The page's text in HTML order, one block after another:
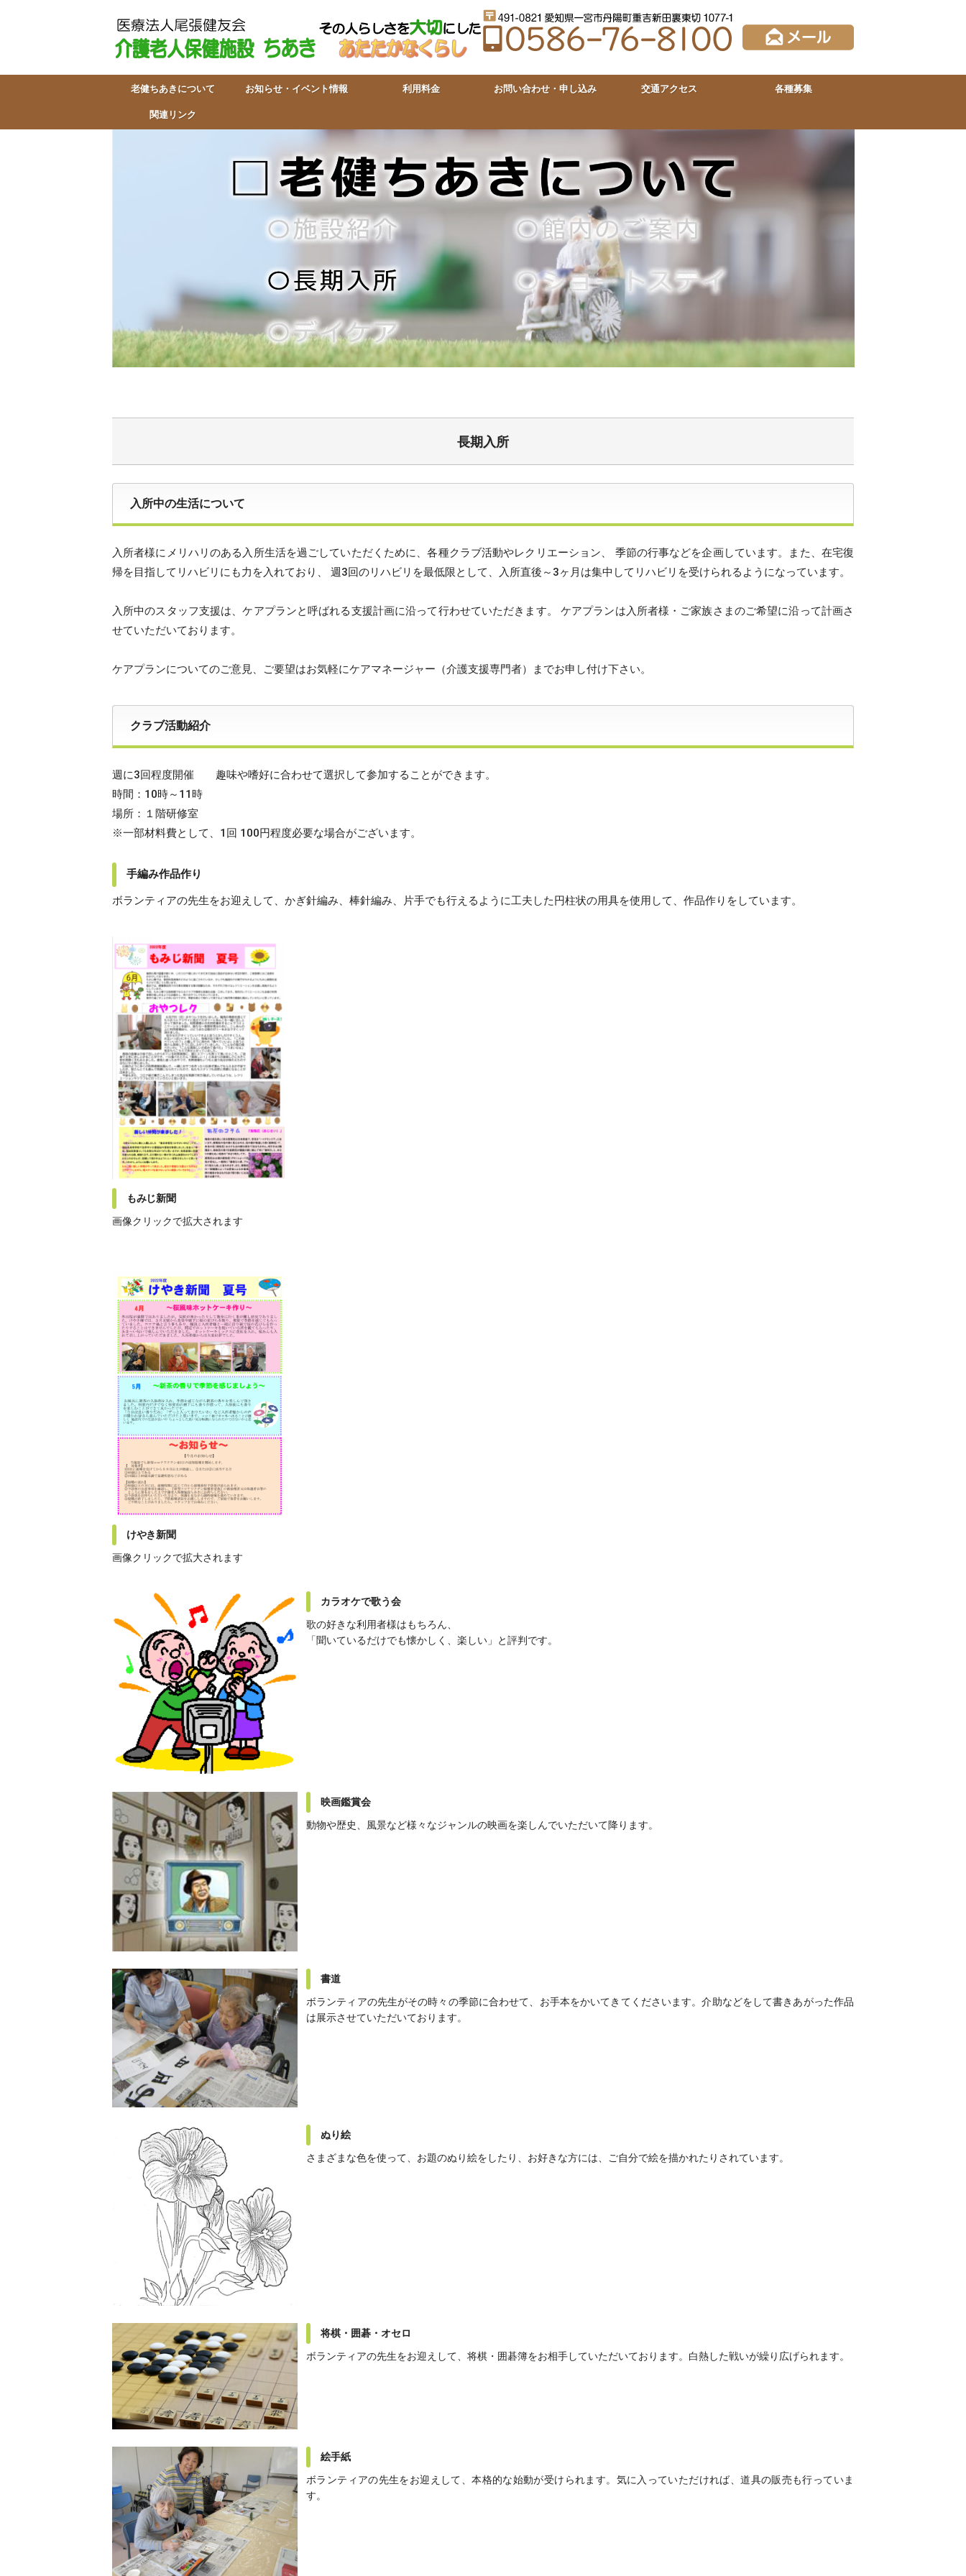
老健ちあきについて お知らせ・イベント情報 利用料金 お問い合わせ・申し込み 交通アクセス 各種募集
関連リンク
長期入所
入所中の生活について
入所者様にメリハリのある入所生活を過ごしていただくために、各種クラブ活動やレクリエーション、 季節の行事などを企画しています。また、在宅復
帰を目指してリハビリにも力を入れており、 週3回のリハビリを最低限として、入所直後～3ヶ月は集中してリハビリを受けられるようになっています。
入所中のスタッフ支援は、ケアプランと呼ばれる支援計画に沿って行わせていただきます。 ケアプランは入所者様・ご家族さまのご希望に沿って計画さ
せていただいております。
ケアプランについてのご意見、ご要望はお気軽にケアマネージャー（介護支援専門者）までお申し付け下さい。
クラブ活動紹介
週に3回程度開催 趣味や嗜好に合わせて選択して参加することができます。
時間：10時～11時
場所：１階研修室
※一部材料費として、1回 100円程度必要な場合がございます。
手編み作品作り
ボランティアの先生をお迎えして、かぎ針編み、棒針編み、片手でも行えるように工夫した円柱状の用具を使用して、作品作りをしています。
もみじ新聞
画像クリックで拡大されます
けやき新聞
画像クリックで拡大されます
カラオケで歌う会
歌の好きな利用者様はもちろん、
「聞いているだけでも懐かしく、楽しい」と評判です。
映画鑑賞会
動物や歴史、風景など様々なジャンルの映画を楽しんでいただいて降ります。
書道
ボランティアの先生がその時々の季節に合わせて、お手本をかいてきてくださいます。介助などをして書きあがった作品
は展示させていただいております。
ぬり絵
さまざまな色を使って、お題のぬり絵をしたり、お好きな方には、ご自分で絵を描かれたりされています。
将棋・囲碁・オセロ
ボランティアの先生をお迎えして、将棋・囲碁簿をお相手していただいております。白熱した戦いが繰り広げられます。
絵手紙
ボランティアの先生をお迎えして、本格的な始動が受けられます。気に入っていただければ、道具の販売も行っていま
す。